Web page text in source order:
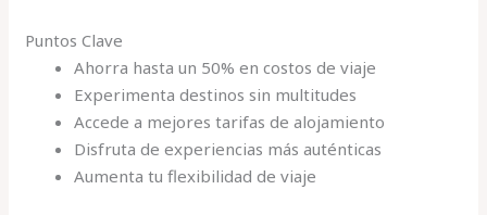
Puntos Clave
Ahorra hasta un 50% en costos de viaje
Experimenta destinos sin multitudes
Accede a mejores tarifas de alojamiento
Disfruta de experiencias más auténticas
Aumenta tu flexibilidad de viaje